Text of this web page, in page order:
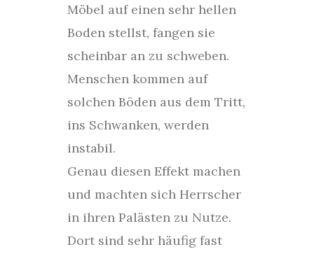
Möbel auf einen sehr hellen
Boden stellst, fangen sie
scheinbar an zu schweben.
Menschen kommen auf
solchen Böden aus dem Tritt,
ins Schwanken, werden
instabil.
Genau diesen Effekt machen
und machten sich Herrscher
in ihren Palästen zu Nutze.
Dort sind sehr häufig fast